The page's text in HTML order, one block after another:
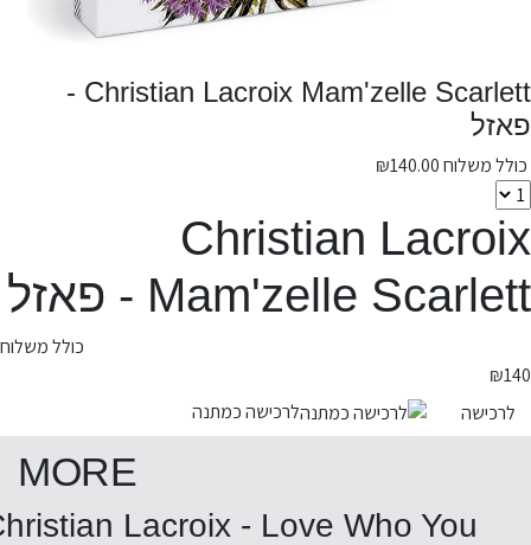
Christian Lacroix Mam'zelle Scarlett -
פאזל
כולל משלוח ₪140.00
Christian Lacroix
Mam'zelle Scarlett - פאזל
כולל משלוח
₪140
לרכישה
לרכישה כמתנה
MORE
Lacroix - Love Who You